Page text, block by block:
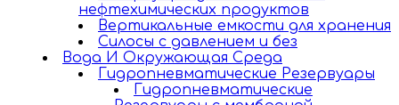
нефтехимических продуктов
Вертикальные емкости для хранения
Силосы с давлением и без
Вода И Окружающая Среда
Гидропневматические Резервуары
Гидропневматические